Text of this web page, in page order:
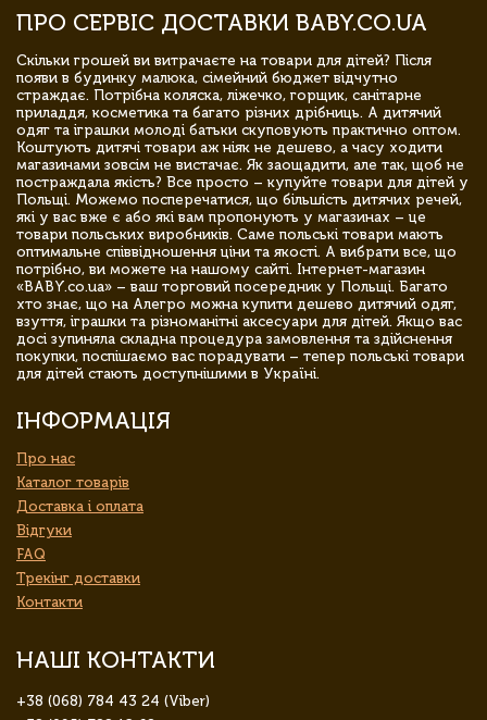
ПРО СЕРВІС ДОСТАВКИ BABY.CO.UA
Скільки грошей ви витрачаєте на товари для дітей? Після
появи в будинку малюка, сімейний бюджет відчутно
страждає. Потрібна коляска, ліжечко, горщик, санітарне
приладдя, косметика та багато різних дрібниць. А дитячий
одяг та іграшки молоді батьки скуповують практично оптом.
Коштують дитячі товари аж ніяк не дешево, а часу ходити
магазинами зовсім не вистачає. Як заощадити, але так, щоб не
постраждала якість? Все просто – купуйте товари для дітей у
Польщі. Можемо посперечатися, що більшість дитячих речей,
які у вас вже є або які вам пропонують у магазинах – це
товари польських виробників. Саме польські товари мають
оптимальне співвідношення ціни та якості. А вибрати все, що
потрібно, ви можете на нашому сайті. Інтернет-магазин
«BABY.co.ua» – ваш торговий посередник у Польщі. Багато
хто знає, що на Алегро можна купити дешево дитячий одяг,
взуття, іграшки та різноманітні аксесуари для дітей. Якщо вас
досі зупиняла складна процедура замовлення та здійснення
покупки, поспішаємо вас порадувати – тепер польські товари
для дітей стають доступнішими в Україні.
ІНФОРМАЦІЯ
Про нас
Каталог товарів
Доставка і оплата
Відгуки
FAQ
Трекінг доставки
Контакти
НАШІ КОНТАКТИ
+38 (068) 784 43 24 (Viber)